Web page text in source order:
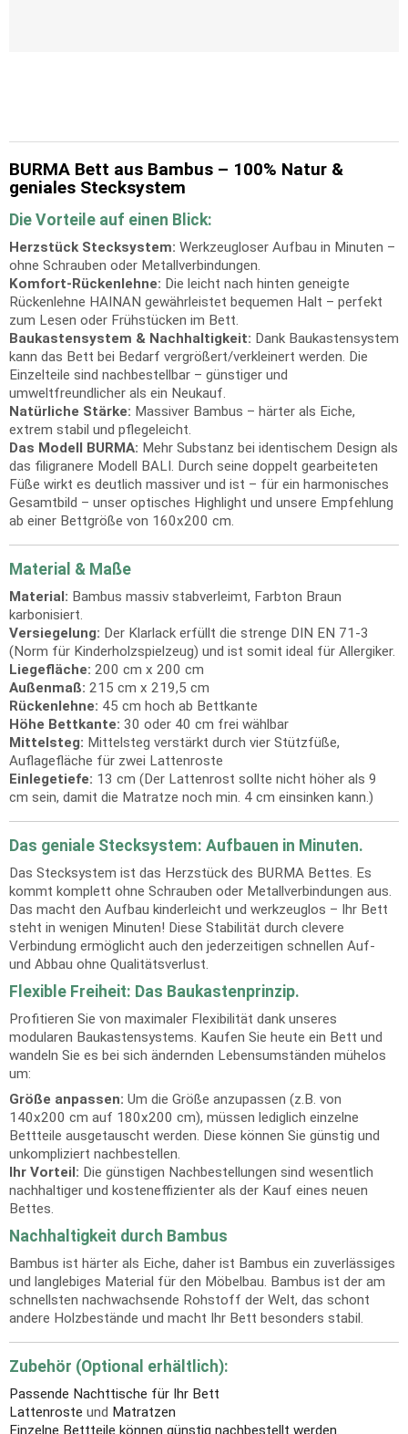
BURMA Bett aus Bambus – 100% Natur &
geniales Stecksystem
Die Vorteile auf einen Blick:
Herzstück Stecksystem: Werkzeugloser Aufbau in Minuten –
ohne Schrauben oder Metallverbindungen.
Komfort-Rückenlehne: Die leicht nach hinten geneigte
Rückenlehne HAINAN gewährleistet bequemen Halt – perfekt
zum Lesen oder Frühstücken im Bett.
Baukastensystem & Nachhaltigkeit: Dank Baukastensystem
kann das Bett bei Bedarf vergrößert/verkleinert werden. Die
Einzelteile sind nachbestellbar – günstiger und
umweltfreundlicher als ein Neukauf.
Natürliche Stärke: Massiver Bambus – härter als Eiche,
extrem stabil und pflegeleicht.
Das Modell BURMA: Mehr Substanz bei identischem Design als
das filigranere Modell BALI. Durch seine doppelt gearbeiteten
Füße wirkt es deutlich massiver und ist – für ein harmonisches
Gesamtbild – unser optisches Highlight und unsere Empfehlung
ab einer Bettgröße von 160x200 cm.
Material & Maße
Material: Bambus massiv stabverleimt, Farbton Braun
karbonisiert.
Versiegelung: Der Klarlack erfüllt die strenge DIN EN 71-3
(Norm für Kinderholzspielzeug) und ist somit ideal für Allergiker.
Liegefläche: 200 cm x 200 cm
Außenmaß: 215 cm x 219,5 cm
Rückenlehne: 45 cm hoch ab Bettkante
Höhe Bettkante: 30 oder 40 cm frei wählbar
Mittelsteg: Mittelsteg verstärkt durch vier Stützfüße,
Auflagefläche für zwei Lattenroste
Einlegetiefe: 13 cm (Der Lattenrost sollte nicht höher als 9
cm sein, damit die Matratze noch min. 4 cm einsinken kann.)
Das geniale Stecksystem: Aufbauen in Minuten.
Das Stecksystem ist das Herzstück des BURMA Bettes. Es
kommt komplett ohne Schrauben oder Metallverbindungen aus.
Das macht den Aufbau kinderleicht und werkzeuglos – Ihr Bett
steht in wenigen Minuten! Diese Stabilität durch clevere
Verbindung ermöglicht auch den jederzeitigen schnellen Auf-
und Abbau ohne Qualitätsverlust.
Flexible Freiheit: Das Baukastenprinzip.
Profitieren Sie von maximaler Flexibilität dank unseres
modularen Baukastensystems. Kaufen Sie heute ein Bett und
wandeln Sie es bei sich ändernden Lebensumständen mühelos
um:
Größe anpassen: Um die Größe anzupassen (z.B. von
140x200 cm auf 180x200 cm), müssen lediglich einzelne
Bettteile ausgetauscht werden. Diese können Sie günstig und
unkompliziert nachbestellen.
Ihr Vorteil: Die günstigen Nachbestellungen sind wesentlich
nachhaltiger und kosteneffizienter als der Kauf eines neuen
Bettes.
Nachhaltigkeit durch Bambus
Bambus ist härter als Eiche, daher ist Bambus ein zuverlässiges
und langlebiges Material für den Möbelbau. Bambus ist der am
schnellsten nachwachsende Rohstoff der Welt, das schont
andere Holzbestände und macht Ihr Bett besonders stabil.
Zubehör (Optional erhältlich):
Passende Nachttische für Ihr Bett
Lattenroste und Matratzen
Einzelne Bettteile können günstig nachbestellt werden.